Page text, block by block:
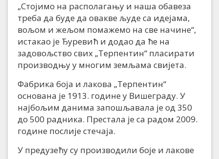
„Стојимо на располагању и наша обавеза
треба да буде да овакве људе са идејама,
вољом и жељом помажемо на све начине“,
истакао је Ђуревић и додао да ће на
задовољство свих „Терпентин“ пласирати
производњу у многим земљама свијета.
Фабрика боја и лакова „Терпентин“
основана је 1913. године у Вишеграду. У
најбољим данима запошљавала је од 350
до 500 радника. Престала је са радом 2009.
године послије стечаја.
У предузећу су производили боје и лакове